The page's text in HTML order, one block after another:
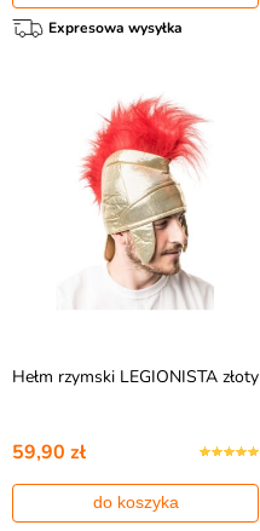
Expresowa wysyłka
Hełm rzymski LEGIONISTA złoty
59,90 zł
do koszyka